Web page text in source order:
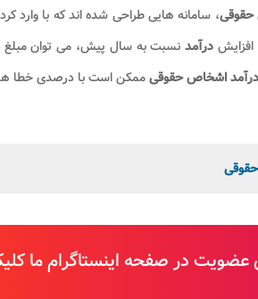
حقوقی، سامانه هایی طراحی شده اند که با وارد
درآمدنسبت به سال پیش، می توان مبلغ
درآمد اشخاص حقوقیممکن است با درصدی خطا
حقوقی
عضویت در صفحه اینستاگرام ما